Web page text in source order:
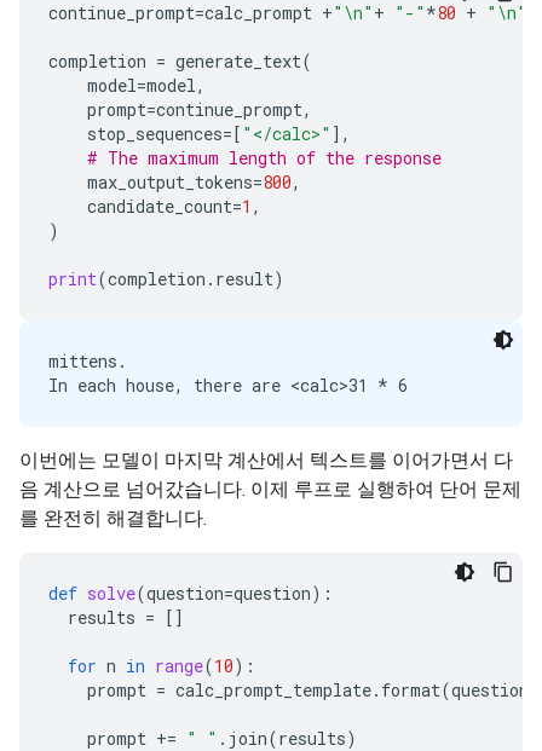
continue_prompt=calc_prompt +" \n" + "-" *80 + " \n"
completion = generate_text(
model=model,
prompt=continue_prompt,
stop_sequences=[ "</calc>" ],
# The maximum length of the response
max_output_tokens=800,
candidate_count=1 ,
)
print(completion . result)
mittens.
이번에는 모델이 마지막 계산에서 텍스트를 이어가면서 다
음 계산으로 넘어갔습니다. 이제 루프로 실행하여 단어 문제
를 완전히 해결합니다.
def solve(question=question):
results = []
for n in range(10):
prompt = calc_prompt_template. format(question
prompt += " " . join(results)